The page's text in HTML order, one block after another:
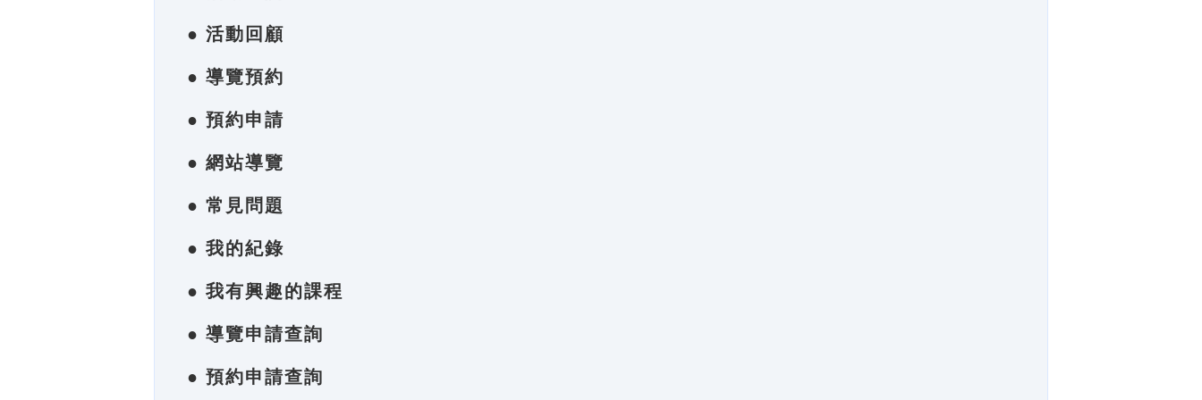
● 活動回顧
● 導覽預約
● 預約申請
● 網站導覽
● 常見問題
● 我的紀錄
● 我有興趣的課程
● 導覽申請查詢
● 預約申請查詢